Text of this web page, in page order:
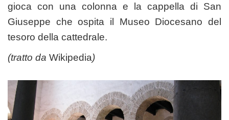
gioca con una colonna e la cappella di San
Giuseppe che ospita il Museo Diocesano del
tesoro della cattedrale.
(tratto da Wikipedia)